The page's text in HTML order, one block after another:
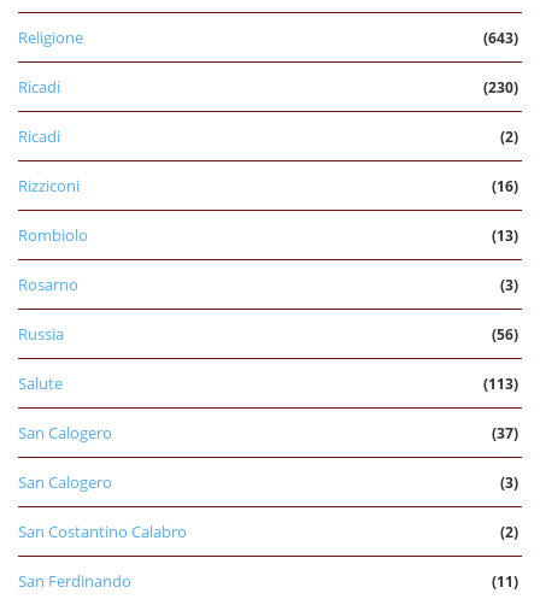
Religione (643)
Ricadi (230)
Ricadi (2)
Rizziconi (16)
Rombiolo (13)
Rosarno (3)
Russia (56)
Salute (113)
San Calogero (37)
San Calogero (3)
San Costantino Calabro (2)
San Ferdinando (11)